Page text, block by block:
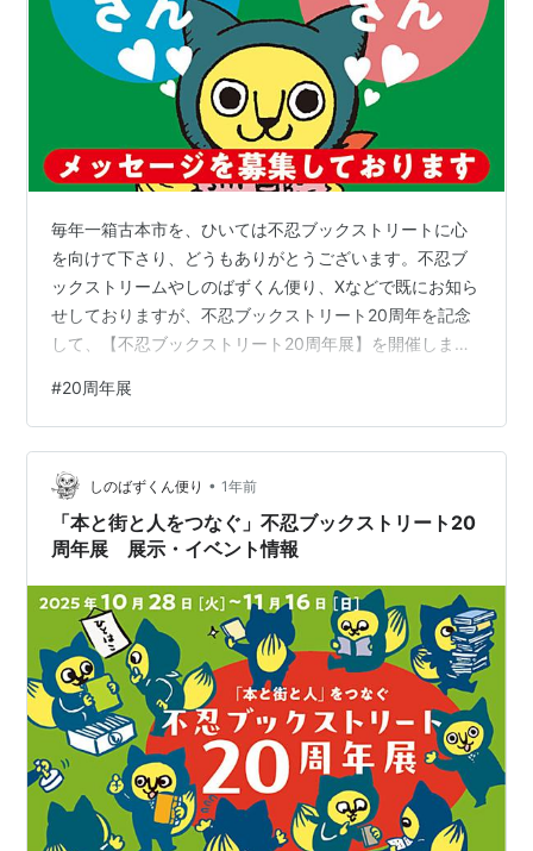
毎年一箱古本市を、ひいては不忍ブックストリートに心
を向けて下さり、どうもありがとうございます。不忍ブ
ックストリームやしのばずくん便り、Xなどで既にお知ら
せしておりますが、不忍ブックストリート20周年を記念
して、【不忍ブックストリート20周年展】を開催しま
市を支え、一緒に盛り上げてくださる店主さん、助っ人
さん、大家さんから、それぞれにメッセージを寄せてい
ただき、【不忍ブックストリート20周展】の展示に使わ
せていただきたいと思います。 ◎店主さん/助っ人さんの
メッセージを募集します。 展示の関係上、文字数が150
字くらいまでと少なくて、申し訳な…
#20周年展
しのばずくん便り • 1年前
「本と街と人をつなぐ」不忍ブックストリート20
周年展 展示・イベント情報